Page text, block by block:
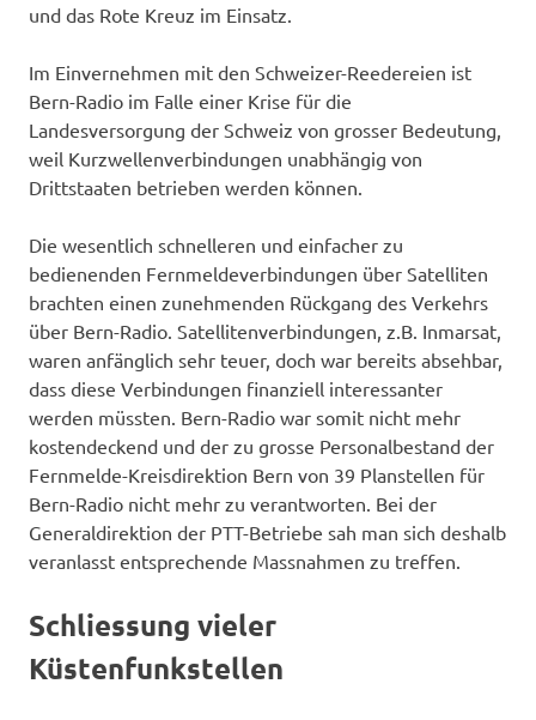
und das Rote Kreuz im Einsatz.
Im Einvernehmen mit den Schweizer-Reedereien ist
Bern-Radio im Falle einer Krise für die
Landesversorgung der Schweiz von grosser Bedeutung,
weil Kurzwellenverbindungen unabhängig von
Drittstaaten betrieben werden können.
Die wesentlich schnelleren und einfacher zu
bedienenden Fernmeldeverbindungen über Satelliten
brachten einen zunehmenden Rückgang des Verkehrs
über Bern-Radio. Satellitenverbindungen, z.B. Inmarsat,
waren anfänglich sehr teuer, doch war bereits absehbar,
dass diese Verbindungen finanziell interessanter
werden müssten. Bern-Radio war somit nicht mehr
kostendeckend und der zu grosse Personalbestand der
Fernmelde-Kreisdirektion Bern von 39 Planstellen für
Bern-Radio nicht mehr zu verantworten. Bei der
Generaldirektion der PTT-Betriebe sah man sich deshalb
veranlasst entsprechende Massnahmen zu treffen.
Schliessung vieler
Küstenfunkstellen